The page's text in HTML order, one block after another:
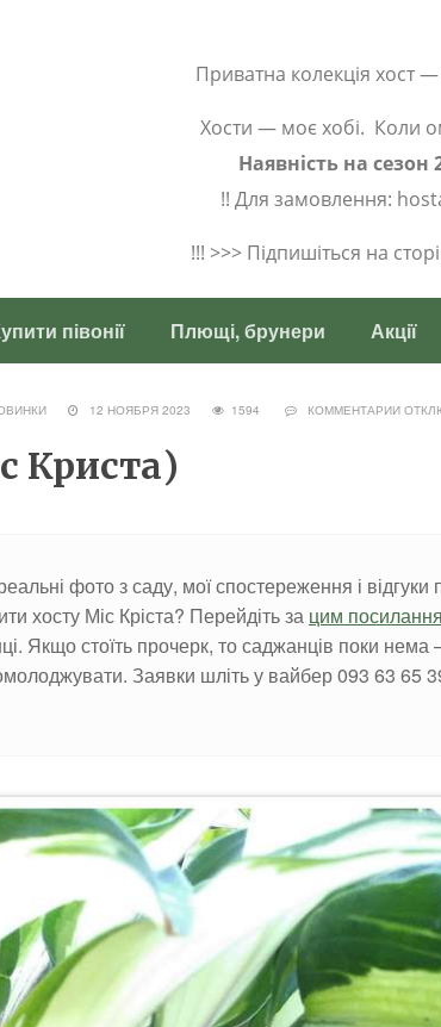
Приватна колекція хост
Хости — моє хобі. Коли
Наявність на сезон
!! Для замовлення:
!!! >>> Підпишіться на
півонії Плющі, брунери Акції
12 НОЯБРЯ 2023 1594 КОММЕНТАРИИ
Криста)
фото з саду, мої спостереження і відгуки
хосту Міс Кріста? Перейдіть за цим
Якщо стоїть прочерк, то саджанців поки
Заявки шліть у вайбер 093 63 65